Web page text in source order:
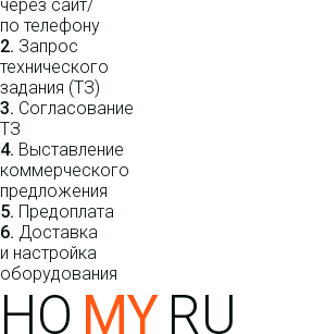
через сайт/
по телефону
2. Запрос
технического
задания (ТЗ)
3. Согласование
ТЗ
4. Выставление
коммерческого
предложения
5. Предоплата
6. Доставка
и настройка
оборудования
HO MY RU